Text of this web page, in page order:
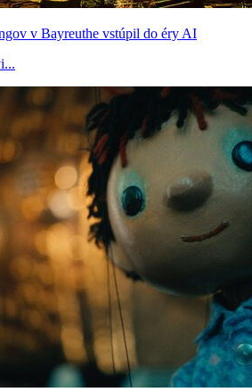
v Bayreuthe vstúpil do éry AI